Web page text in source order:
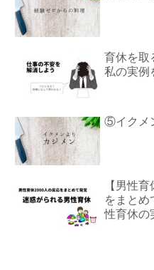
育休を取
私の実例
⑤イクメ
【男性
をまとめ
性育休の